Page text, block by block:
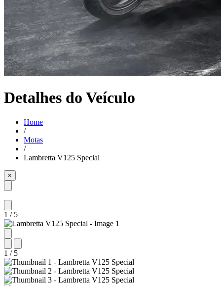
Detalhes do Veículo
Home
/
Motas
/
Lambretta V125 Special
×
1 / 5
1 / 5